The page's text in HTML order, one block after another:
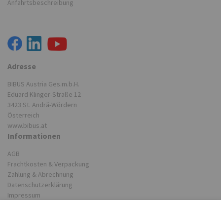
Anfahrtsbeschreibung
Adresse
BIBUS Austria Ges.m.b.H.
Eduard Klinger-Straße 12
3423 St. Andrä-Wördern
Österreich
www.bibus.at
Informationen
AGB
Frachtkosten & Verpackung
Zahlung & Abrechnung
Datenschutzerklärung
Impressum